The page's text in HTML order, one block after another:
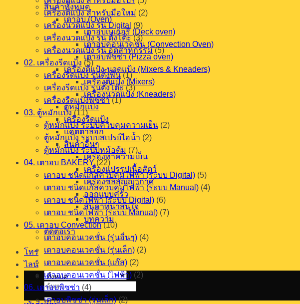
สินค้าทั้งหมด
เตาอบ (Oven)
เตาอบเบเกอรี (Deck oven)
เตาอบคอนเวคชั่น (Convection Oven)
เตาอบพิซซ่า (Pizza oven)
เครื่องตีแป้ง-นวดแป้ง (Mixers & Kneaders)
เครื่องตีแป้ง (Mixers)
เครื่องนวดแป้ง (Kneaders)
ตู้หมักแป้ง
เครื่องรีดแป้ง
แคตตาล็อก
สินค้าอื่นๆ
เครื่องทำความเย็น
เครื่องแปรรูปเนื้อสัตว์
เครื่องซีลสุญญากาศ
ออกแบบครัว
สินค้าที่น่าสนใจ
บทความ
ติดต่อเรา
โทร
ไลน์
ค้นหา:
เครื่องตีแป้ง สำหรับมือใหม่ (2)
เครื่องนวดแป้ง รุ่น Digital (9)
เครื่องนวดแป้ง รุ่น ตั้งโต๊ะ (3)
เครื่องนวดแป้ง รุ่น อุตสาหกรรม (5)
02. เครื่องรีดแป้ง (5)
เครื่องรีดแป้ง รุ่นตั้งพื้น (1)
เครื่องรีดแป้ง รุ่นตั้งโต๊ะ (3)
เครื่องรีดแป้งพิซซ่า (1)
03. ตู้หมักแป้ง (11)
ตู้หมักแป้ง ระบบควบคุมความเย็น (2)
ตู้หมักแป้ง ระบบสเปรย์ไอน้ำ (2)
ตู้หมักแป้ง ระบบหม้อต้ม (7)
04. เตาอบ BAKERY (22)
เตาอบ ชนิดแก๊สควบคุมไฟฟ้า (ระบบ Digital) (5)
เตาอบ ชนิดแก๊สควบคุมไฟฟ้า (ระบบ Manual) (4)
เตาอบ ชนิดไฟฟ้า (ระบบ Digital) (6)
เตาอบ ชนิดไฟฟ้า (ระบบ Manual) (7)
05. เตาอบ Convection (10)
เตาอบคอนเวคชั่น (รุ่นอื่นๆ) (4)
เตาอบคอนเวคชั่น (รุ่นเล็ก) (2)
เตาอบคอนเวคชั่น (แก๊ส) (2)
เตาอบคอนเวคชั่น (ไฟฟ้า) (2)
06. เตาอบพิซซ่า (4)
เตาอบพิซซ่า (รุ่นเล็ก) (2)